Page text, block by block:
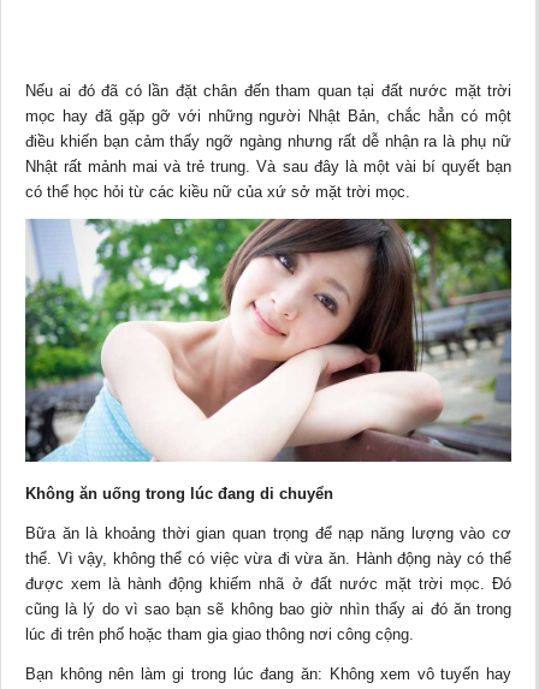
Nếu ai đó đã có lần đặt chân đến tham quan tại đất nước mặt trời
mọc hay đã gặp gỡ với những người Nhật Bản, chắc hẳn có một
điều khiến bạn cảm thấy ngỡ ngàng nhưng rất dễ nhận ra là phụ nữ
Nhật rất mảnh mai và trẻ trung. Và sau đây là một vài bí quyết bạn
có thể học hỏi từ các kiều nữ của xứ sở mặt trời mọc.
Không ăn uống trong lúc đang di chuyển
Bữa ăn là khoảng thời gian quan trọng để nạp năng lượng vào cơ
thể. Vì vậy, không thể có việc vừa đi vừa ăn. Hành động này có thể
được xem là hành động khiếm nhã ở đất nước mặt trời mọc. Đó
cũng là lý do vì sao bạn sẽ không bao giờ nhìn thấy ai đó ăn trong
lúc đi trên phố hoặc tham gia giao thông nơi công cộng.
Bạn không nên làm gi trong lúc đang ăn: Không xem vô tuyến hay